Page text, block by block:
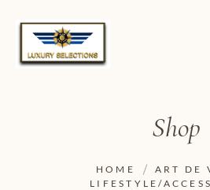
Shop
HOME
ART DE
LIFESTYLE/